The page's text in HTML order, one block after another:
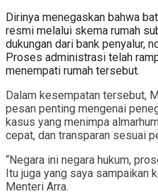
Dirinya menegaskan bahwa
resmi melalui skema rumah
dukungan dari bank penyalur,
Proses administrasi telah
menempati rumah tersebut.
Dalam kesempatan tersebut,
pesan penting mengenai
kasus yang menimpa
cepat, dan transparan sesuai
“Negara ini negara hukum,
Itu juga yang saya sampaikan
Menteri Arra.